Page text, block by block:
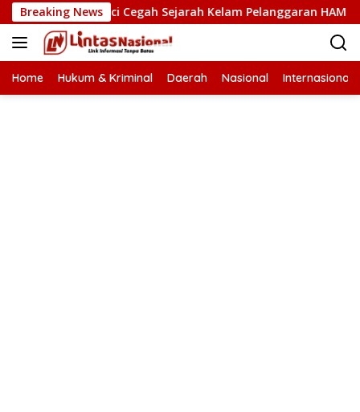
Langsung
ke
konten
Breaking News
Kunci Cegah Sejarah Kelam Pelanggaran HAM Terulang di
Home Hukum & Kriminal Daerah Nasional Internasional